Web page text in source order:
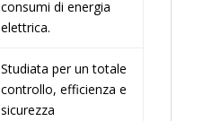
consumi di energia
elettrica.
Studiata per un totale
controllo, efficienza e
sicurezza